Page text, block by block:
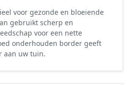
voor gezonde en bloeiende
gebruikt scherp en
voor een nette
onderhouden border geeft
aan uw tuin.